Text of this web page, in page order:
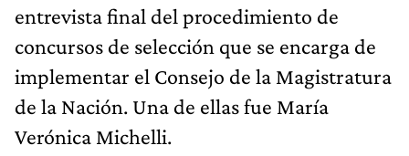
entrevista final del procedimiento de
concursos de selección que se encarga de
implementar el Consejo de la Magistratura
de la Nación. Una de ellas fue María
Verónica Michelli.